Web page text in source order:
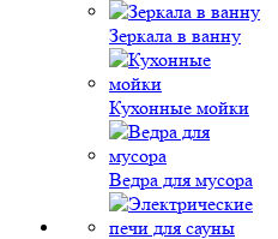
Зеркала в ванну
Кухонные мойки
Ведра для мусора